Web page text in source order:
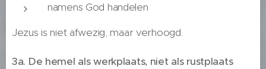
namens God handelen
Jezus is niet afwezig, maar verhoogd.
3a. De hemel als werkplaats, niet als rustplaats